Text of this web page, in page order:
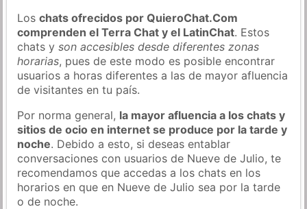
Loschats ofrecidos por QuieroChat.Com
comprenden el Terra Chat y el LatinChat. Estos
chats yson accesibles desde diferentes zonas
horarias, pues de este modo es posible encontrar
usuarios a horas diferentes a las de mayor afluencia
de visitantes en tu país.
Por norma general, la mayor afluencia a los chats y
sitios de ocio en internet se produce por la tarde y
noche. Debido a esto, si deseas entablar
conversaciones con usuarios de Nueve de Julio, te
recomendamos que accedas a los chats en los
horarios en que en Nueve de Julio sea por la tarde
o de noche.